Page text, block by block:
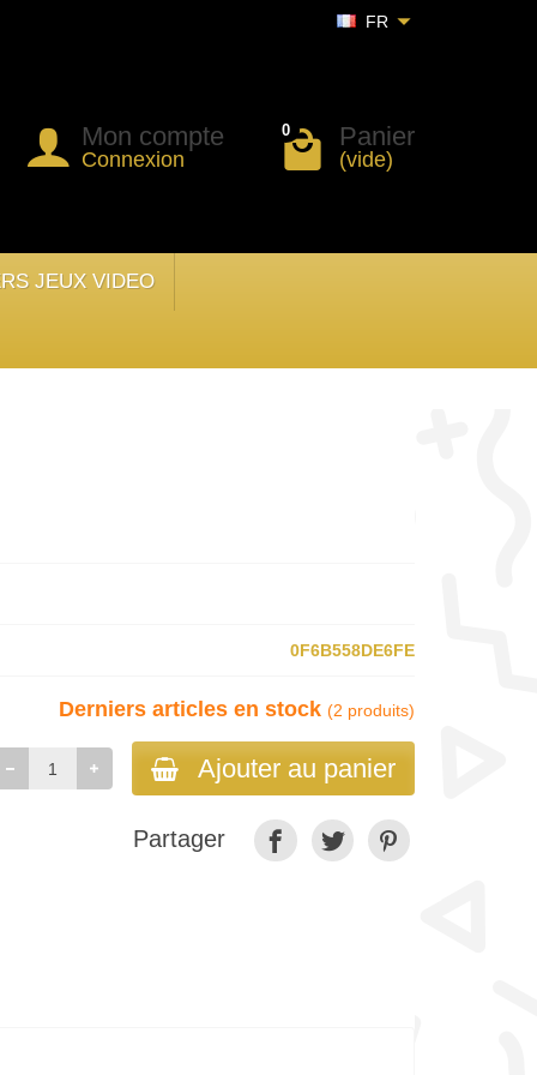
FR
Mon compte
Connexion
0 Panier
(vide)
JEUX VIDEO
0F6B558DE6FE
Derniers articles en stock (2 produits)
Ajouter au panier
Partager